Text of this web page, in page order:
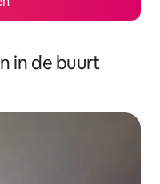
in de buurt